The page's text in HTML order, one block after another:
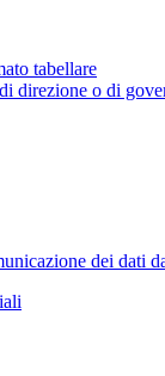
tabellare
direzione o di
dei